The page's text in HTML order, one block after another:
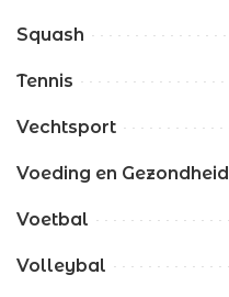
Squash
Tennis
Vechtsport
Voeding en Gezondheid
Voetbal
Volleybal